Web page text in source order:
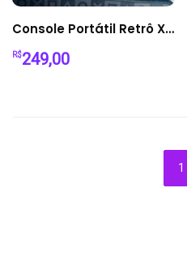
Console Portátil Retrô X7 – Multijogos com Centenas de Clássicos
R$249,00
1